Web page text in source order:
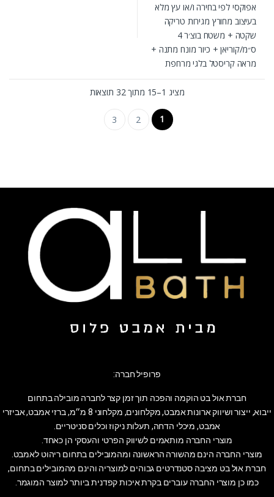
אפוקסי לפי בחירה ו/או עץ מלא
בעיצוב מחורץ מגירות טריקה
שקטה + משטח בוצ׳ר 4
ס״מ/קוריאן + כיור מונח מתנה +
מראה קריסטל בלגי מרחפת
מציג 1–15 מתוך 32 תוצאות
1
2
3
פרופיל חברה:
חברת אול בט הוקמה והפכה תוך זמן קצר לחברה מובילה בתחום
ייבוא, ייצור ושיווק ארונות אמבט, מקלחונים, מקלחוני 8 מ״מ, ברזי אמבט, אביזרי
אמבט, מיכלי הדחה, תעלות ניקוז וכלים סניטריים.
מוצרי החברה מותאמים לשיווק הפרטי והעסקי הן כאחד.
מוצרי החברה הינם מהשורה הראשונה ומהמובילים בתחום ריהוט לאמבט.
חברת אול בט מציבה סטנדרטים גבוהים למוצריה והינם מהמובילים בתחום,
כמו כן מוצרי החברה עוברים בקרת איכות קפדנית ביותר למוצר המוגמר.